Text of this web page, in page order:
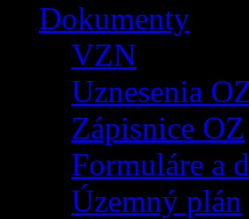
Dokumenty
VZN
Uznesenia
Zápisnice OZ
Formuláre a
Územný plán